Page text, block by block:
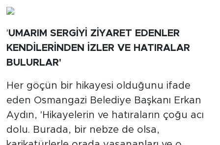
'UMARIM SERGİYİ ZİYARET EDENLER
KENDİLERİNDEN İZLER VE HATIRALAR
BULURLAR'
Her göçün bir hikayesi olduğunu ifade
eden Osmangazi Belediye Başkanı Erkan
Aydın, 'Hikayelerin ve hatıraların çoğu acı
dolu. Burada, bir nebze de olsa,